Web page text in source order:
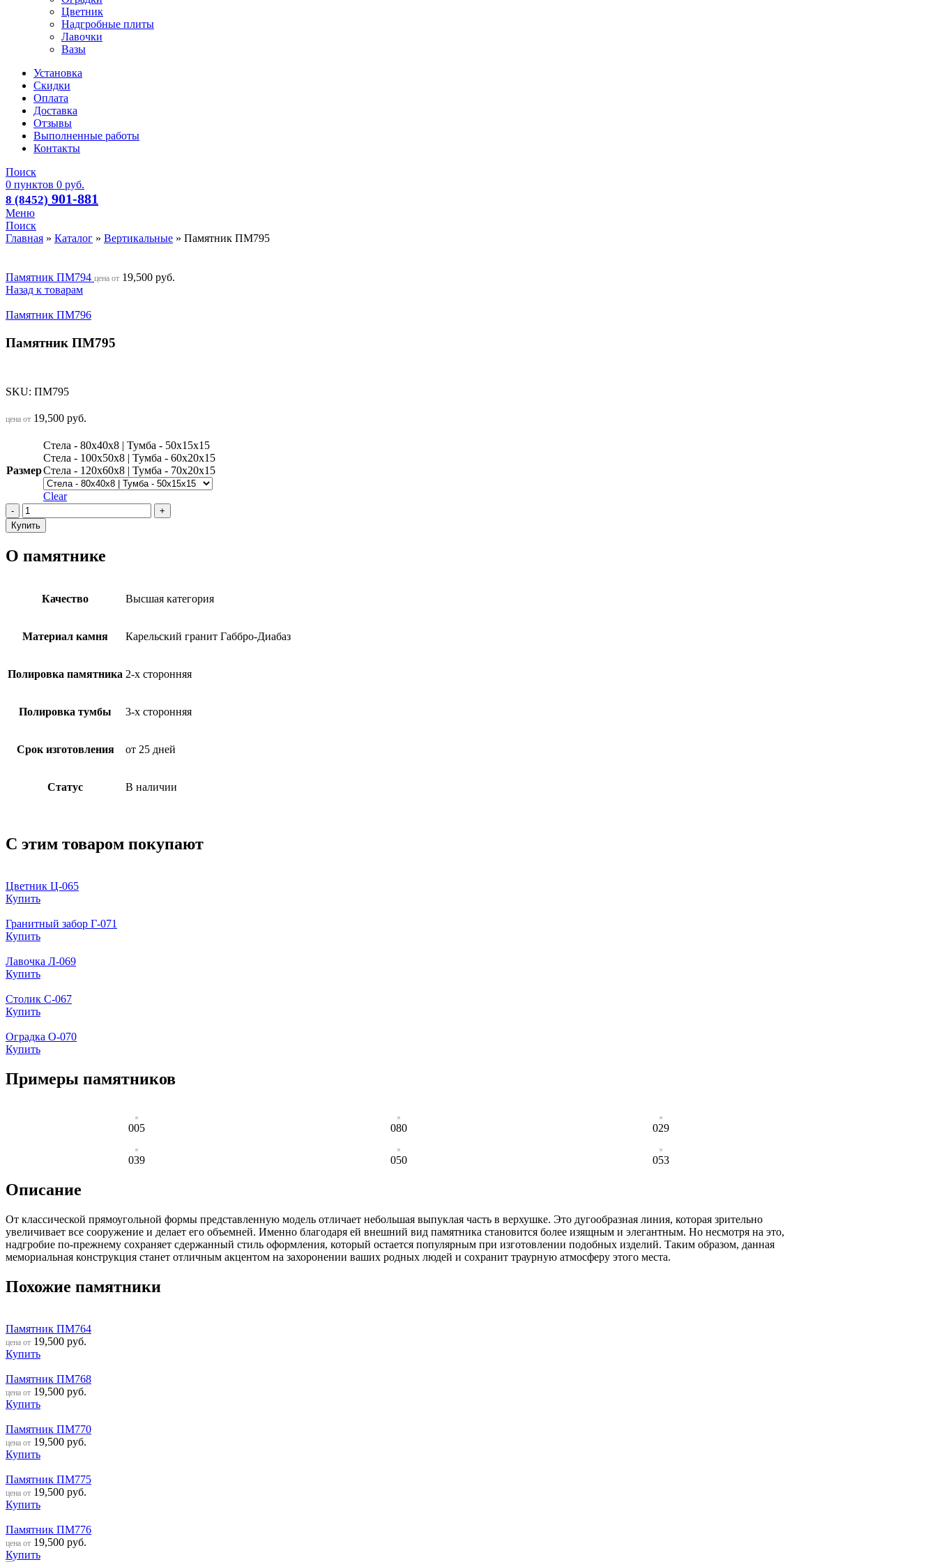
Цветник
Надгробные плиты
Лавочки
Вазы
Установка
Скидки
Оплата
Доставка
Отзывы
Выполненные работы
Контакты
Поиск
0 пунктов 0 руб.
8 (8452) 901-881
Меню
Поиск
Главная » Каталог » Вертикальные » Памятник ПМ795
Памятник ПМ794 цена от 19,500 руб.
Назад к товарам
Памятник ПМ796
Памятник ПМ795
SKU: ПМ795
цена от 19,500 руб.
Размер
Стела - 80х40х8 | Тумба - 50х15х15
Стела - 100х50х8 | Тумба - 60х20х15
Стела - 120х60х8 | Тумба - 70х20х15
Clear
Памятник
ПМ795
quantity
Купить
О памятнике
Качество Высшая категория
Материал камня Карельский гранит Габбро-Диабаз
Полировка памятника 2-х сторонняя
Полировка тумбы 3-х сторонняя
Срок изготовления от 25 дней
Статус В наличии
С этим товаром покупают
Цветник Ц-065
Купить
Гранитный забор Г-071
Купить
Лавочка Л-069
Купить
Столик С-067
Купить
Оградка О-070
Купить
Примеры памятников
005 080 029
039 050 053
Описание
От классической прямоугольной формы представленную модель отличает небольшая выпуклая часть в верхушке. Это дугообразная линия, которая зрительно
увеличивает все сооружение и делает его объемней. Именно благодаря ей внешний вид памятника становится более изящным и элегантным. Но несмотря на это,
надгробие по-прежнему сохраняет сдержанный стиль оформления, который остается популярным при изготовлении подобных изделий. Таким образом, данная
мемориальная конструкция станет отличным акцентом на захоронении ваших родных людей и сохранит траурную атмосферу этого места.
Похожие памятники
Памятник ПМ764
цена от 19,500 руб.
Купить
Памятник ПМ768
цена от 19,500 руб.
Купить
Памятник ПМ770
цена от 19,500 руб.
Купить
Памятник ПМ775
цена от 19,500 руб.
Купить
Памятник ПМ776
цена от 19,500 руб.
Купить